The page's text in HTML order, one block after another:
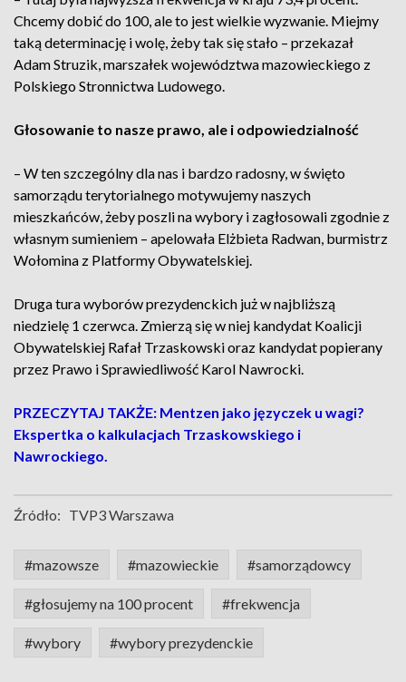
Chcemy dobić do 100, ale to jest wielkie wyzwanie. Miejmy
taką determinację i wolę, żeby tak się stało – przekazał
Adam Struzik, marszałek województwa mazowieckiego z
Polskiego Stronnictwa Ludowego.
Głosowanie to nasze prawo, ale i odpowiedzialność
– W ten szczególny dla nas i bardzo radosny, w święto
samorządu terytorialnego motywujemy naszych
mieszkańców, żeby poszli na wybory i zagłosowali zgodnie z
własnym sumieniem – apelowała Elżbieta Radwan, burmistrz
Wołomina z Platformy Obywatelskiej.
Druga tura wyborów prezydenckich już w najbliższą
niedzielę 1 czerwca. Zmierzą się w niej kandydat Koalicji
Obywatelskiej Rafał Trzaskowski oraz kandydat popierany
przez Prawo i Sprawiedliwość Karol Nawrocki.
PRZECZYTAJ TAKŻE: Mentzen jako języczek u wagi?
Ekspertka o kalkulacjach Trzaskowskiego i
Nawrockiego.
Źródło: TVP3 Warszawa
#mazowsze #mazowieckie #samorządowcy
#głosujemy na 100 procent #frekwencja
#wybory #wybory prezydenckie